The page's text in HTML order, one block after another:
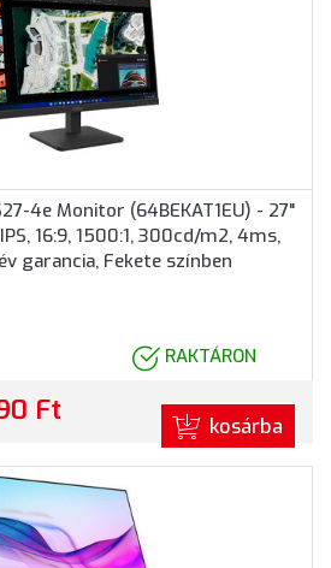
4e Monitor (64BEKAT1EU) - 27"
16:9, 1500:1, 300cd/m2, 4ms,
garancia, Fekete színben
RAKTÁRON
Ft kosárba